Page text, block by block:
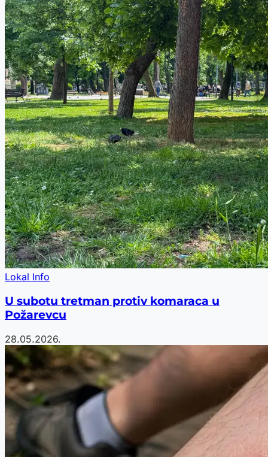
Lokal Info
U subotu tretman protiv komaraca u
Požarevcu
28.05.2026.